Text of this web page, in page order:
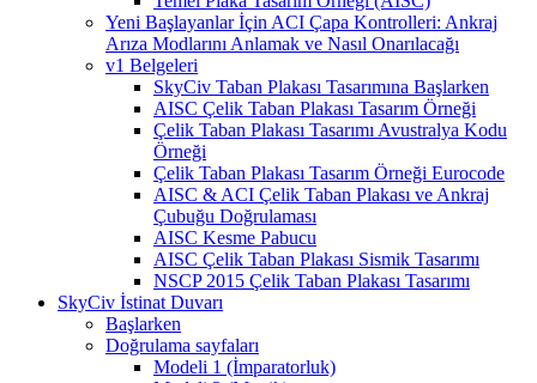
Yeni Başlayanlar İçin ACI Çapa Kontrolleri: Ankraj
Arıza Modlarını Anlamak ve Nasıl Onarılacağı
v1 Belgeleri
SkyCiv Taban Plakası Tasarımına Başlarken
AISC Çelik Taban Plakası Tasarım Örneği
Çelik Taban Plakası Tasarımı Avustralya Kodu
Örneği
Çelik Taban Plakası Tasarım Örneği Eurocode
AISC & ACI Çelik Taban Plakası ve Ankraj
Çubuğu Doğrulaması
AISC Kesme Pabucu
AISC Çelik Taban Plakası Sismik Tasarımı
NSCP 2015 Çelik Taban Plakası Tasarımı
SkyCiv İstinat Duvarı
Başlarken
Doğrulama sayfaları
Modeli 1 (İmparatorluk)